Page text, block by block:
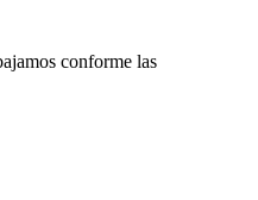
conforme las